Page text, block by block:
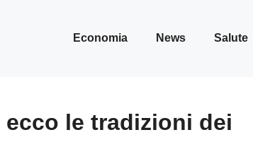
Economia News Salute
le tradizioni dei